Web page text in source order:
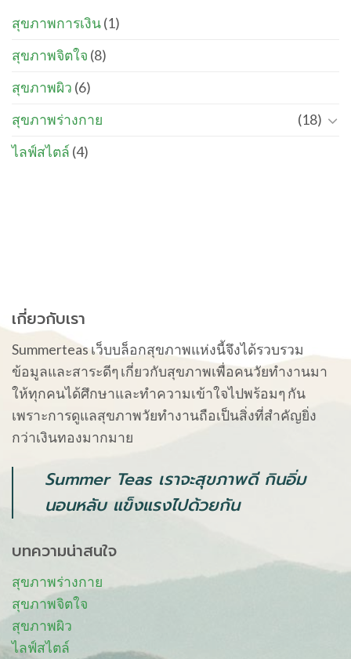
สุขภาพการเงิน(1)
สุขภาพจิตใจ (8)
สุขภาพผิว (6)
สุขภาพร่างกาย
(18)
ไลฟ์สไตล์ (4)
เกี่ยวกับเรา
Summerteas เว็บบล็อกสุขภาพแห่งนี้จึงได้รวบรวม
ข้อมูลและสาระดีๆ เกี่ยวกับสุขภาพเพื่อคนวัยทำงานมา
ให้ทุกคนได้ศึกษาและทำความเข้าใจไปพร้อมๆ กัน
เพราะการดูแลสุขภาพวัยทำงานถือเป็นสิ่งที่สำคัญยิ่ง
กว่าเงินทองมากมาย
Summer Teas เราจะสุขภาพดี กินอิ่ม
นอนหลับ แข็งแรงไปด้วยกัน
บทความน่าสนใจ
สุขภาพร่างกาย
สุขภาพจิตใจ
สุขภาพผิว
ไลฟ์สไตล์